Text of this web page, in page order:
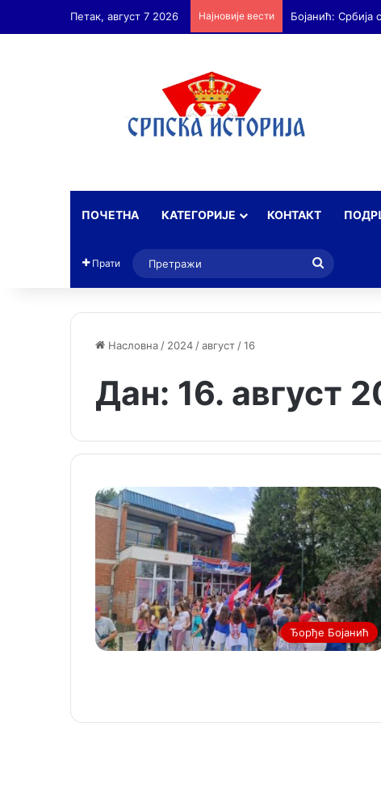
Петак, август 7 2026 Најновије вести Бојанић:
ПОЧЕТНА КАТЕГОРИЈЕ КОНТАКТ
Прати
Насловна / 2024 /август /16
Дан: 16. август
Ђорђе Бојанић